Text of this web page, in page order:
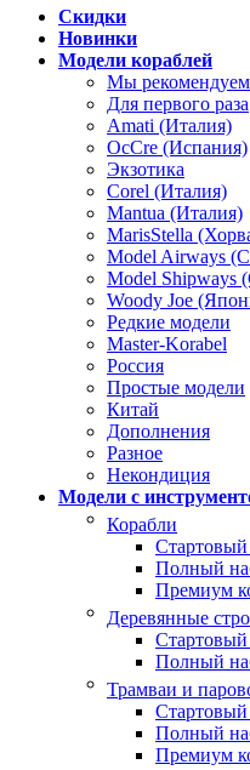
Скидки
Новинки
Модели кораблей
Мы рекомендуем
Для первого раза
Amati (Италия)
OcCre (Испания)
Экзотика
Corel (Италия)
Mantua (Италия)
MarisStella
Model Airways
Model
Woody Joe
Редкие модели
Master-Korabel
Россия
Простые модели
Китай
Дополнения
Разное
Некондиция
Модели с
Корабли
Стартовый
Полный
Премиум
Деревянные
Стартовый
Полный
Трамваи и
Стартовый
Полный
Премиум